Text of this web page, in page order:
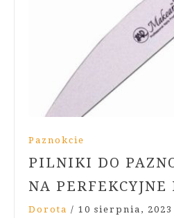
Paznokcie
PILNIKI DO
NA PERFEKCYJNE
Dorota / 10 sierpnia, 2023